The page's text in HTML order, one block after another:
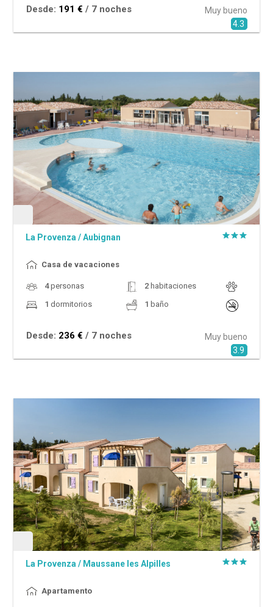
Desde: 191 € / 7 noches
Muy bueno
4.3
La Provenza /Aubignan
Casa de vacaciones
4personas 2habitaciones
1 dormitorios 1 baño
Desde: 236 € / 7 noches
Muy bueno
3.9
La Provenza / Maussane les Alpilles
Apartamento